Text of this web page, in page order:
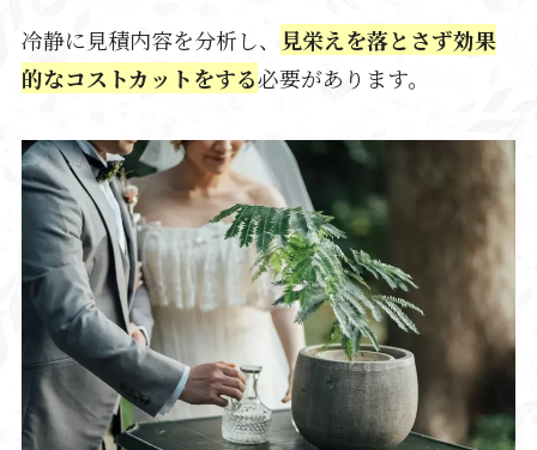
冷静に見積内容を分析し、
見栄えを落とさず効果
的なコストカットをする必要があります。